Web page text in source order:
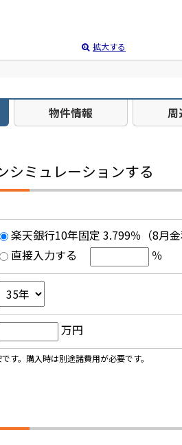
拡大する
物件情報 周
シミュレーションする
楽天銀行10年固定 3.799％（8月金
直接入力する
％
万円
す。購入時は別途諸費用が必要です。